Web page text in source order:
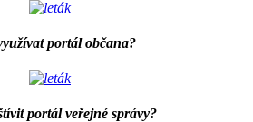
portál občana?
portál veřejné správy?